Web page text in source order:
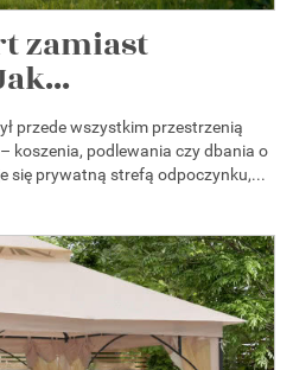
zamiast
przede wszystkim przestrzenią
koszenia, podlewania czy dbania o
się prywatną strefą odpoczynku,...